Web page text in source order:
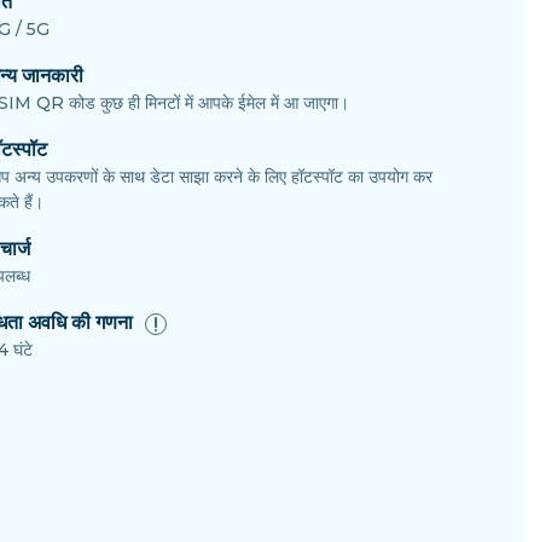
/ 5G
जानकारी
QR कोड कुछ ही मिनटों में आपके ईमेल में आ जाएगा।
अन्य उपकरणों के साथ डेटा साझा करने के लिए हॉटस्पॉट का उपयोग कर
हैं।
अवधि की गणना
घंटे